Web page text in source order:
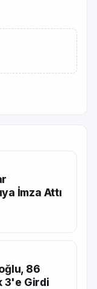
İmza Attı
86
3'e Girdi